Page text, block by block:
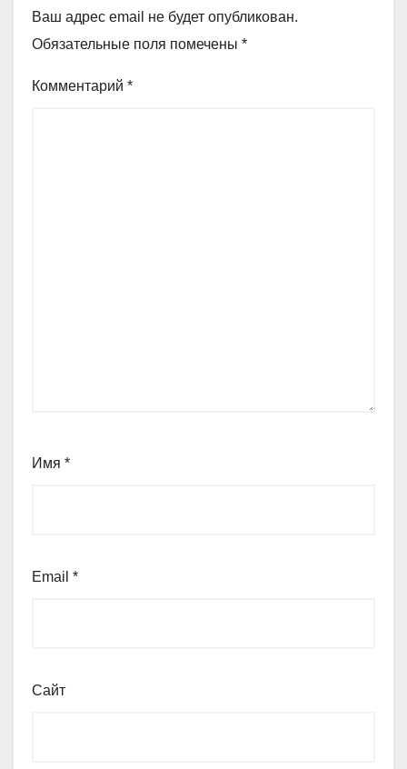
Ваш адрес email не будет опубликован.
Обязательные поля помечены *
Комментарий *
Имя *
Email *
Сайт